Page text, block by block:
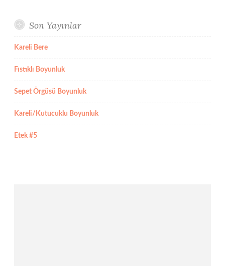
Son Yayınlar
Kareli Bere
Fıstıklı Boyunluk
Sepet Örgüsü Boyunluk
Kareli/Kutucuklu Boyunluk
Etek #5